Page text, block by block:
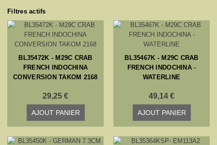
Filtres actifs
BL35472K - M29C CRAB
FRENCH INDOCHINA
CONVERSION TAKOM 2168
29,25 €
AJOUT PANIER
BL35467K - M29C CRAB
FRENCH INDOCHINA -
WATERLINE
49,14 €
AJOUT PANIER